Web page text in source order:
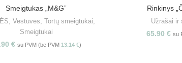
PASIRINKITE SAVYBES
Smeigtukas „M&G”
,Vestuvės,Tortų smeigtukai,
Smeigtukai
€ su PVM (be PVM 13.14€)
Rinkinys
Užrašai ir
65.90 € su